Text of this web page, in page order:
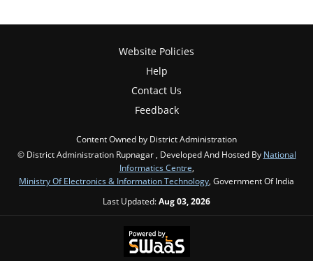
Website Policies
Help
Contact Us
Feedback
Content Owned by District Administration
© District Administration Rupnagar , Developed And Hosted By National
Informatics Centre,
Ministry Of Electronics & Information Technology, Government Of India
Last Updated:Aug 03, 2026